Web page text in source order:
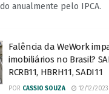
anualmente pelo IPCA.
Falência da WeWork
imobiliários no Brasil?
RCRB11, HBRH11, SADI11
POR CASSIO SOUZA 12/12/2023